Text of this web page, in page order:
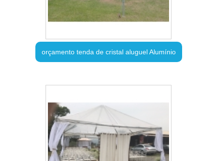
orçamento tenda de cristal aluguel Alumínio